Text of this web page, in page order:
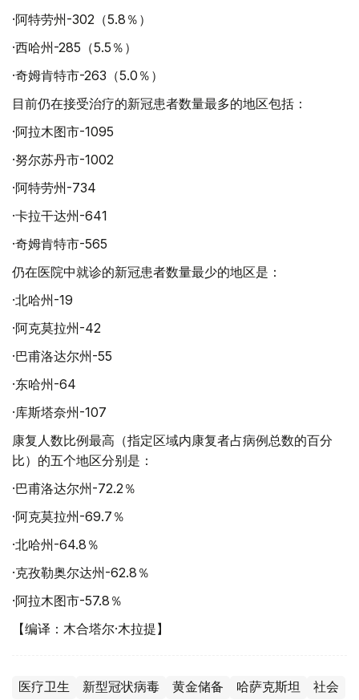
·阿特劳州-302（5.8％）
·西哈州-285（5.5％）
·奇姆肯特市-263（5.0％）
目前仍在接受治疗的新冠患者数量最多的地区包括：
·阿拉木图市-1095
·努尔苏丹市-1002
·阿特劳州-734
·卡拉干达州-641
·奇姆肯特市-565
仍在医院中就诊的新冠患者数量最少的地区是：
·北哈州-19
·阿克莫拉州-42
·巴甫洛达尔州-55
·东哈州-64
·库斯塔奈州-107
康复人数比例最高（指定区域内康复者占病例总数的百分
比）的五个地区分别是：
·巴甫洛达尔州-72.2％
·阿克莫拉州-69.7％
·北哈州-64.8％
·克孜勒奥尔达州-62.8％
·阿拉木图市-57.8％
【编译：木合塔尔·木拉提】
医疗卫生 新型冠状病毒 黄金储备 哈萨克斯坦 社会